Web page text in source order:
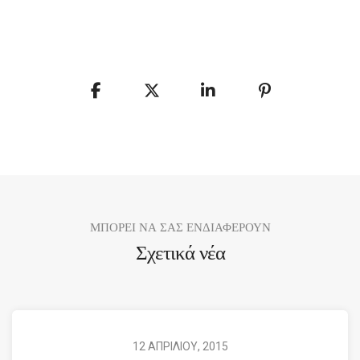
ΜΠΟΡΕΙ ΝΑ ΣΑΣ ΕΝΔΙΑΦΕΡΟΥΝ
Σχετικά νέα
12 ΑΠΡΙΛΙΟΥ, 2015